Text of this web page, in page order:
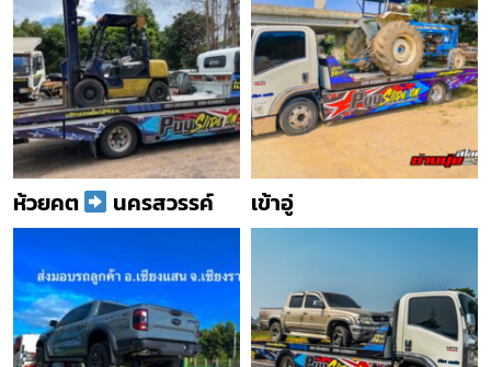
ห้วยคต นครสวรรค์ เข้าอู่